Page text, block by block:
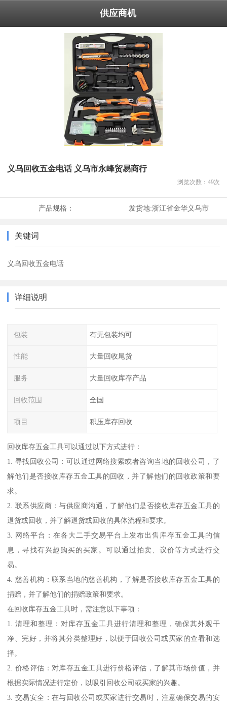
供应商机
义乌回收五金电话 义乌市永峰贸易商行
浏览次数： 49次
产品规格： 发货地:浙江省金华义乌市
关键词
义乌回收五金电话
详细说明
包装 有无包装均可
性能 大量回收尾货
服务 大量回收库存产品
回收范围 全国
项目 积压库存回收
回收库存五金工具可以通过以下方式进行：
1. 寻找回收公司：可以通过网络搜索或者咨询当地的回收公司，了
解他们是否接收库存五金工具的回收，并了解他们的回收政策和要
求。
2. 联系供应商：与供应商沟通，了解他们是否接收库存五金工具的
退货或回收，并了解退货或回收的具体流程和要求。
3. 网络平台：在各大二手交易平台上发布出售库存五金工具的信
息，寻找有兴趣购买的买家。可以通过拍卖、议价等方式进行交
易。
4. 慈善机构：联系当地的慈善机构，了解是否接收库存五金工具的
捐赠，并了解他们的捐赠政策和要求。
在回收库存五金工具时，需注意以下事项：
1. 清理和整理：对库存五金工具进行清理和整理，确保其外观干
净、完好，并将其分类整理好，以便于回收公司或买家的查看和选
择。
2. 价格评估：对库存五金工具进行价格评估，了解其市场价值，并
根据实际情况进行定价，以吸引回收公司或买家的兴趣。
3. 交易安全：在与回收公司或买家进行交易时，注意确保交易的安